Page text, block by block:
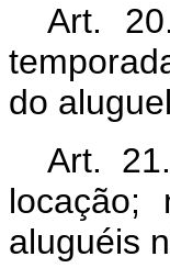
Art.
do
Art.
locação;
aluguéis